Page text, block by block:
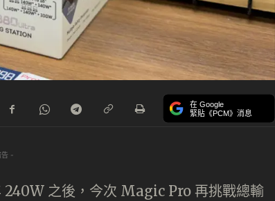
在 Google
緊貼《PCM》消息
告 -
240W 之後，今次 Magic Pro 再挑戰總輸